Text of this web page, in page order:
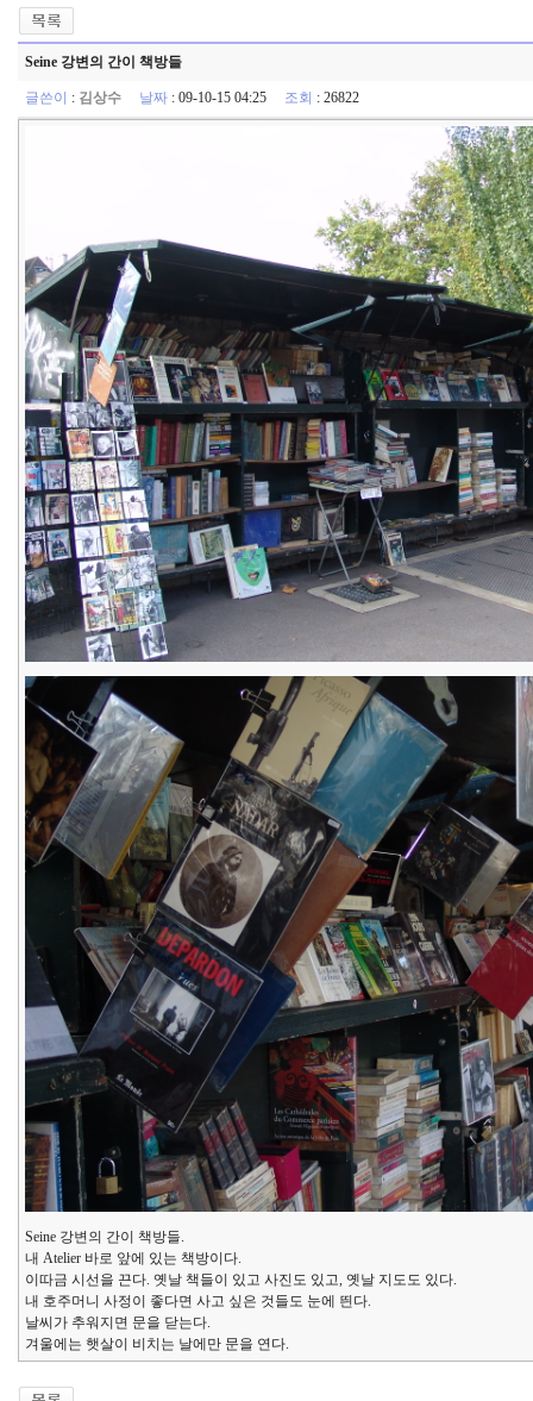
Seine 강변의 간이 책방들
글쓴이 : 김상수 날짜 : 09-10-15 04:25 조회 : 26822
Seine 강변의 간이 책방들.
내 Atelier 바로 앞에 있는 책방이다.
이따금 시선을 끈다. 옛날 책들이 있고 사진도 있고, 옛날 지도도 있다.
내 호주머니 사정이 좋다면 사고 싶은 것들도 눈에 띈다.
날씨가 추워지면 문을 닫는다.
겨울에는 햇살이 비치는 날에만 문을 연다.